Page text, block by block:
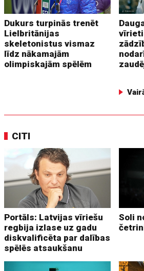
Dukurs turpinās trenēt
Lielbritānijas
skeletonistus vismaz
līdz nākamajām
olimpiskajām spēlēm
CITI
Portāls: Latvijas vīriešu
regbija izlase uz gadu
diskvalificēta par dalības
spēlēs atsaukšanu
Soli